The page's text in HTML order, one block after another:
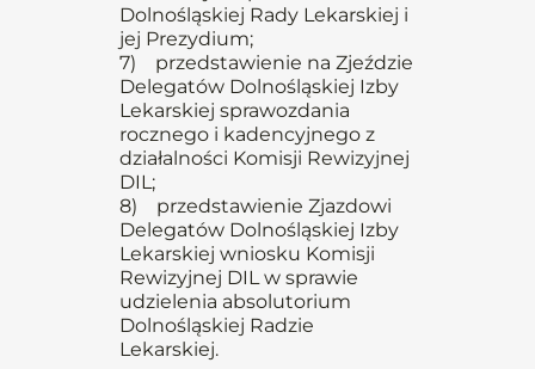
Dolnośląskiej Rady Lekarskiej i
jej Prezydium;
7) przedstawienie na Zjeździe
Delegatów Dolnośląskiej Izby
Lekarskiej sprawozdania
rocznego i kadencyjnego z
działalności Komisji Rewizyjnej
DIL;
8) przedstawienie Zjazdowi
Delegatów Dolnośląskiej Izby
Lekarskiej wniosku Komisji
Rewizyjnej DIL w sprawie
udzielenia absolutorium
Dolnośląskiej Radzie
Lekarskiej.